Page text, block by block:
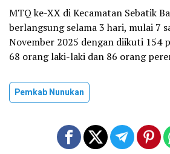
MTQ ke-XX di Kecamatan Sebatik
berlangsung selama 3 hari, mulai 7
November 2025 dengan diikuti 154
68 orang laki-laki dan 86 orang
Pemkab Nunukan